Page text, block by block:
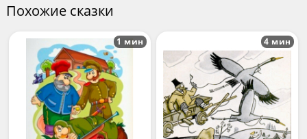
Похожие сказки
1 мин 4 мин